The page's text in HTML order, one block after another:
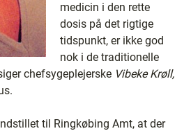
medicin i den rette
dosis på det rigtige
tidspunkt, er ikke god
nok i de traditionelle
chefsygeplejerske Vibeke Krøll,
til Ringkøbing Amt, at der